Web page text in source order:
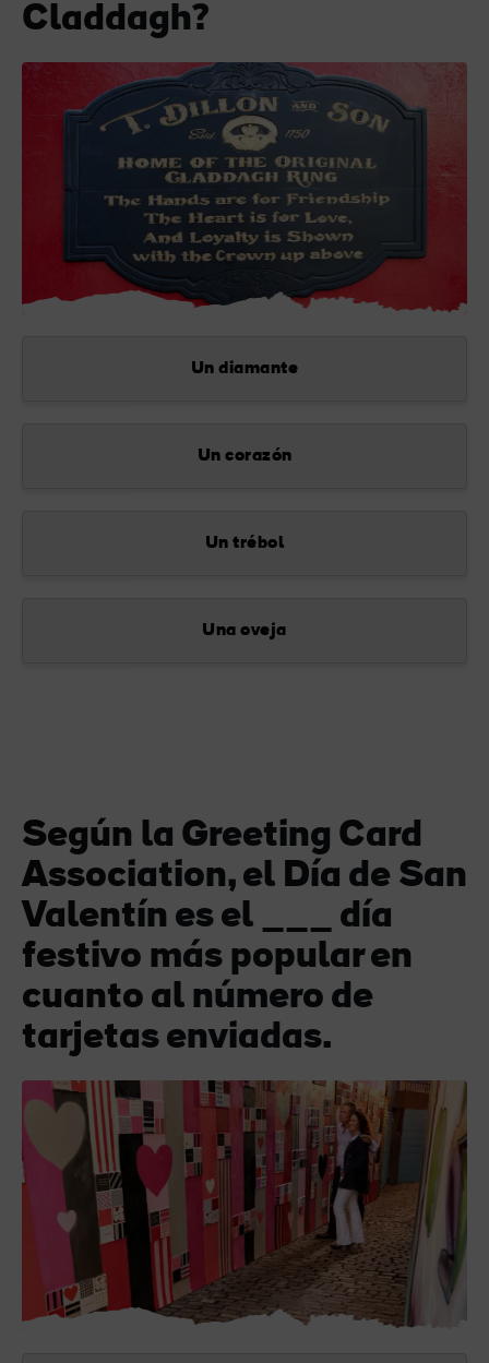
Claddagh?
Un diamante
Un corazón
Un trébol
Una oveja
Según la Greeting Card
Association, el Día de San
Valentín es el ___ día
festivo más popular en
cuanto al número de
tarjetas enviadas.